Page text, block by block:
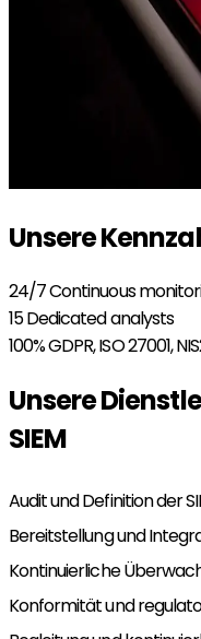
Unsere
24/7Continuous
15Dedicated analysts
100%GDPR, ISO 27001,
Unsere
SIEM
Audit und Definition der
Bereitstellung und
Kontinuierliche
Konformität und